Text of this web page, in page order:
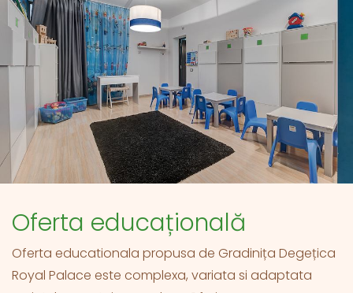
Oferta educațională
Oferta educationala propusa de Gradinița Degețica
Royal Palace este complexa, variata si adaptata